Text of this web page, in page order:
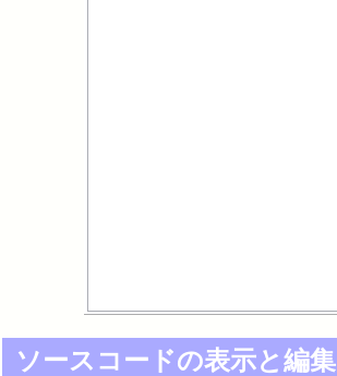
ソースコードの表示と編集